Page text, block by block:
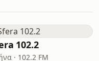
102.2
· 102.2 FM